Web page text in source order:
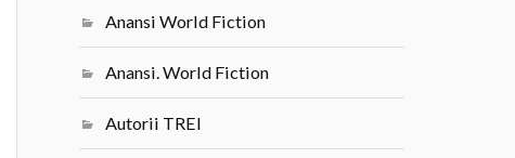
Anansi World Fiction
Anansi. World Fiction
Autorii TREI